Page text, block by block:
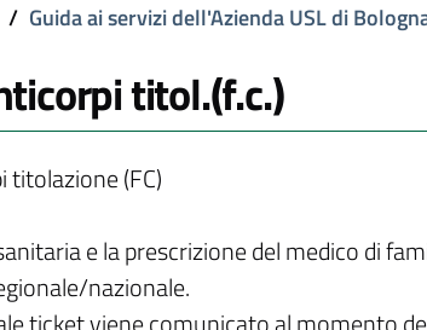
/ Guida ai servizi dell'Azienda USL di
titol.(f.c.)
(FC)
e la prescrizione del medico di
nazionale.